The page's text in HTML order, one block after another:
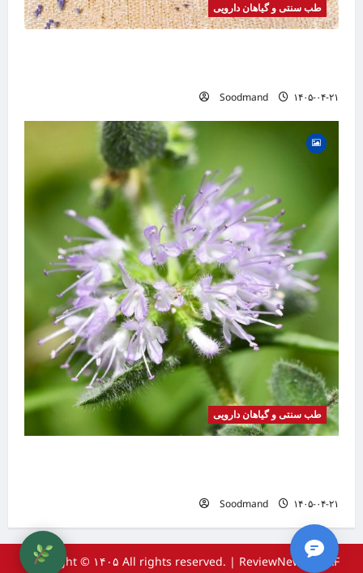
طب سنتی و گیاهان دارویی
Soodmand ۱۴۰۵-۰۴-۲۱
طب سنتی و گیاهان دارویی
Soodmand ۱۴۰۵-۰۴-۲۱
Copyright © ۱۴۰۵ All rights reserved. | ReviewNews by AF
گیاه بیماری موضوع